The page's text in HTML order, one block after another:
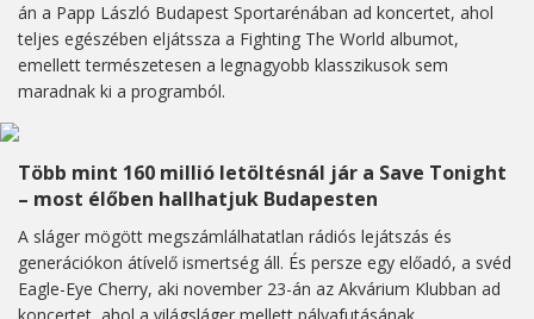
án a Papp László Budapest Sportarénában ad koncertet, ahol
teljes egészében eljátssza a Fighting The World albumot,
emellett természetesen a legnagyobb klasszikusok sem
maradnak ki a programból.
Több mint 160 millió letöltésnál jár a Save Tonight
– most élőben hallhatjuk Budapesten
A sláger mögött megszámlálhatatlan rádiós lejátszás és
generációkon átívelő ismertség áll. És persze egy előadó, a svéd
Eagle-Eye Cherry, aki november 23-án az Akvárium Klubban ad